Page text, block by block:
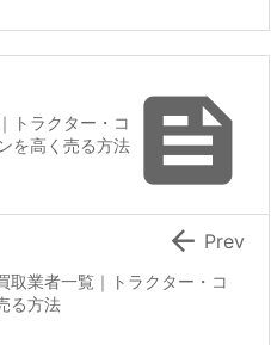

トラクター・コ
を高く売る方法
取業者一覧｜トラクター・コ
る方法
 Prev